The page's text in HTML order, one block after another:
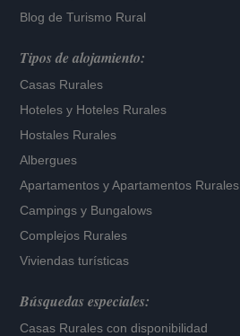
Blog de Turismo Rural
Tipos de alojamiento:
Casas Rurales
Hoteles y Hoteles Rurales
Hostales Rurales
Albergues
Apartamentos yApartamentos Rurales
Campings y Bungalows
Complejos Rurales
Viviendas turísticas
Búsquedas especiales:
Casas Rurales con disponibilidad